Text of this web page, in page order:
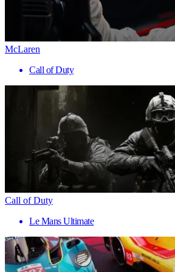
McLaren
Call of Duty
Call of Duty
Le Mans Ultimate